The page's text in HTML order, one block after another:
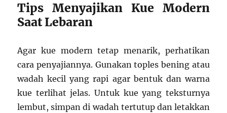
Tips Menyajikan Kue Modern
Saat Lebaran
Agar kue modern tetap menarik, perhatikan
cara penyajiannya. Gunakan toples bening atau
wadah kecil yang rapi agar bentuk dan warna
kue terlihat jelas. Untuk kue yang teksturnya
lembut, simpan di wadah tertutup dan letakkan